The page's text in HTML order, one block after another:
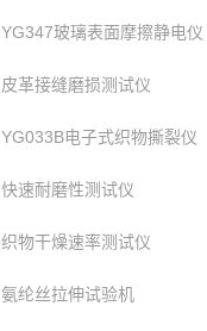
YG347玻璃表面摩擦静电仪
皮革接缝磨损测试仪
YG033B电子式织物撕裂仪
快速耐磨性测试仪
织物干燥速率测试仪
氨纶丝拉伸试验机